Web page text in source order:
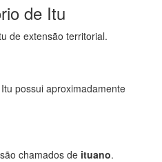
de Itu
de extensão territorial.
possui aproximadamente
chamados de ituano.